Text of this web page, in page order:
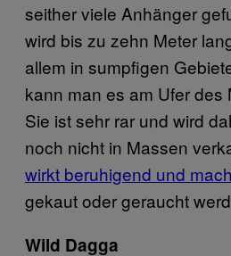
seither viele Anhänger
wird bis zu zehn Meter
allem in sumpfigen
kann man es am Ufer des
Sie ist sehr rar und wird
noch nicht in Massen
wirkt beruhigend und
gekaut oder geraucht
Wild Dagga